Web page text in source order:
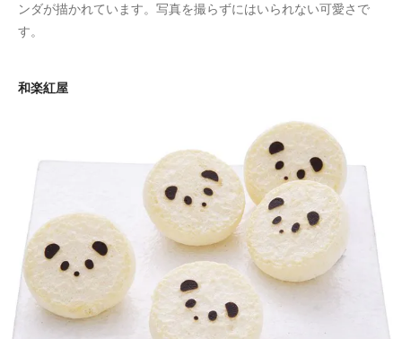
ンダが描かれています。写真を撮らずにはいられない可愛さで
す。
和楽紅屋